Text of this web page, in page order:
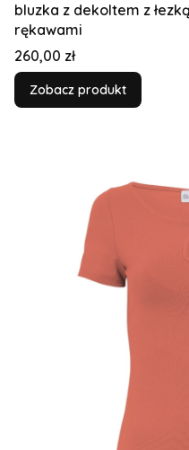
bluzka z dekoltem z
rękawami
Cena
260,00 zł
Zobacz produkt